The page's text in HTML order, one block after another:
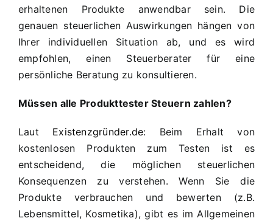
erhaltenen Produkte anwendbar sein. Die
genauen steuerlichen Auswirkungen hängen von
Ihrer individuellen Situation ab, und es wird
empfohlen, einen Steuerberater für eine
persönliche Beratung zu konsultieren.
Müssen alle Produkttester Steuern zahlen?
Laut Existenzgründer.de: Beim Erhalt von
kostenlosen Produkten zum Testen ist es
entscheidend, die möglichen steuerlichen
Konsequenzen zu verstehen. Wenn Sie die
Produkte verbrauchen und bewerten (z.B.
Lebensmittel, Kosmetika), gibt es im Allgemeinen